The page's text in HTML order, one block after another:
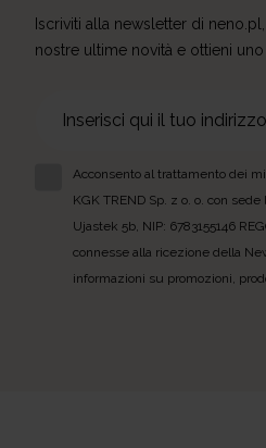
Iscriviti alla newsletter di
nostre ultime novità e ottieni uno
Acconsento al trattamento dei
KGK TREND Sp. z o. o. con
Ujastek 5b, NIP: 6783155146
connesse alla ricezione della
informazioni su promozioni,